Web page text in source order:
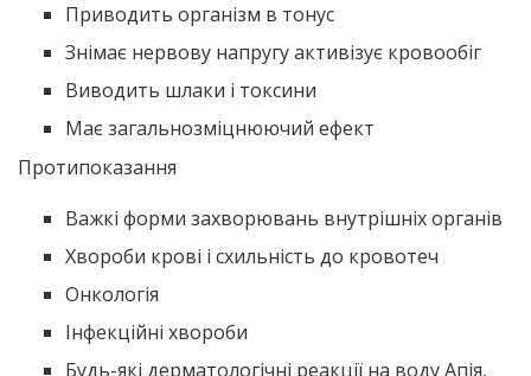
Приводить організм в тонус
Знімає нервову напругу активізує кровообіг
Виводить шлаки і токсини
Має загальнозміцнюючий ефект
Протипоказання
Важкі форми захворювань внутрішніх органів
Хвороби крові і схильність до кровотеч
Онкологія
Інфекційні хвороби
Будь-які дерматологічні реакції на воду Апія,